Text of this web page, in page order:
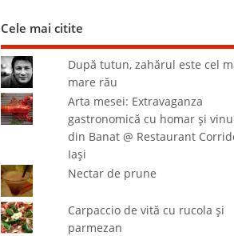
Cele mai citite
După tutun, zahărul este cel
mare rău
Arta mesei: Extravaganza
gastronomică cu homar şi
din Banat @ Restaurant
Iaşi
Nectar de prune
Carpaccio de vită cu rucola şi
parmezan